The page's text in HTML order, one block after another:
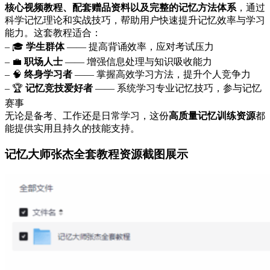
核心视频教程、配套赠品资料以及完整的记忆方法体系 ，通过
科学记忆理论和实战技巧，帮助用户快速提升记忆效率与学习
能力。这套教程适合：
– 🎓 学生群体—— 提高背诵效率，应对考试压力
– 💼 职场人士 —— 增强信息处理与知识吸收能力
– 🧠 终身学习者 —— 掌握高效学习方法，提升个人竞争力
– 🏆 记忆竞技爱好者 —— 系统学习专业记忆技巧，参与记忆
赛事
无论是备考、工作还是日常学习，这份高质量记忆训练资源都
能提供实用且持久的技能支持。
记忆大师张杰全套教程资源截图展示